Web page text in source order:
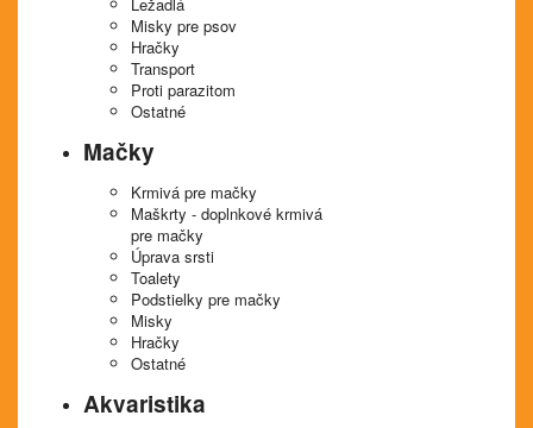
Misky pre psov
Hračky
Transport
Proti parazitom
Ostatné
Mačky
Krmivá pre mačky
Maškrty - doplnkové krmivá
pre mačky
Úprava srsti
Toalety
Podstielky pre mačky
Misky
Hračky
Ostatné
Akvaristika